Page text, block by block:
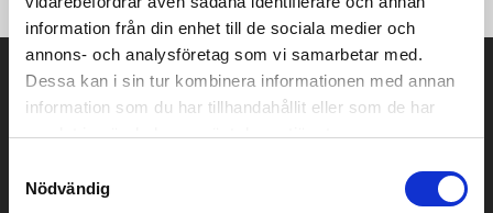
information från din enhet till de sociala medier och
annons- och analysföretag som vi samarbetar med.
Dessa kan i sin tur kombinera informationen med annan
information som du har tillhandahållit eller som de har
samlat in när du har använt deras tjänster.
Nödvändig
Prisuppgift på mailen?
mailen.